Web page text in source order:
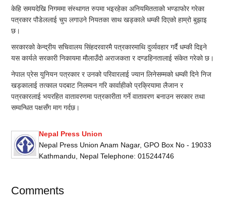
केहि समयदेखि निगममा संस्थागत रुपमा भइरहेका अनियमितताको भण्डाफोर गरेका
पत्रकार पौडेललाई चुप लगाउने नियतका साथ खड्काले धम्की दिएको हाम्रो बुझाइ
छ।
सरकारको केन्द्रीय सचिवालय सिंहदरवारमै पत्रकारमाथि दुर्व्यवहार गर्दै धम्की दिइने
यस कार्यले सरकारी निकायमा मौलाउँदो अराजकता र दण्डहिनतालाई संकेत गरेको छ।
नेपाल प्रेस युनियन पत्रकार र उनको परिवारलाई ज्यान लिनेसम्मको धम्की दिने निज
खड्कालाई तत्काल पदबाट निलम्वन गरि कार्वाहीको प्रक्रियामा लैजान र
पत्रकारलाई भयरहित वातावरणमा पत्रकारीता गर्ने वातावरण बनाउन सरकार तथा
सम्वन्धित पक्षसँग माग गर्दछ।
Nepal Press Union
Nepal Press Union Anam Nagar, GPO Box No - 19033
Kathmandu, Nepal Telephone: 015244746
Comments